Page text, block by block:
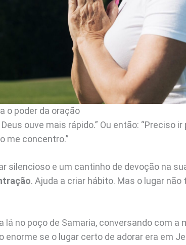
o poder da oração
ouve mais rápido.” Ou então: “Preciso ir
me concentro.”
silencioso e um cantinho de devoção na
. Ajuda a criar hábito. Mas o lugar
lá no poço de Samaria, conversando com a
enorme se o lugar certo de adorar era em